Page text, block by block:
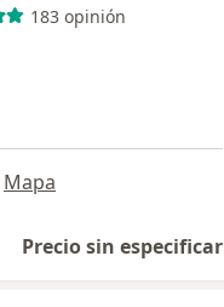
183 opinión
Mapa
Precio sin especificar